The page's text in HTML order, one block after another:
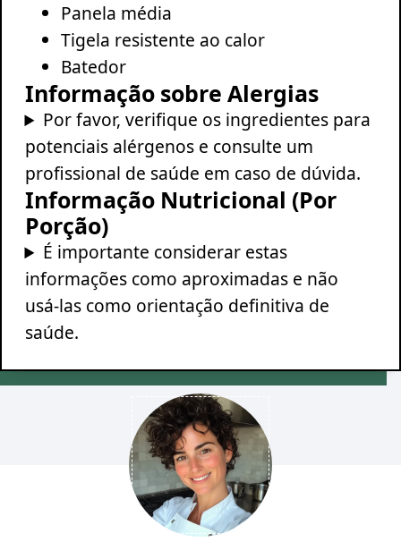
Panela média
Tigela resistente ao calor
Batedor
Informação sobre Alergias
Por favor, verifique os ingredientes para
potenciais alérgenos e consulte um
profissional de saúde em caso de dúvida.
Informação Nutricional (Por
Porção)
É importante considerar estas
informações como aproximadas e não
usá-las como orientação definitiva de
saúde.